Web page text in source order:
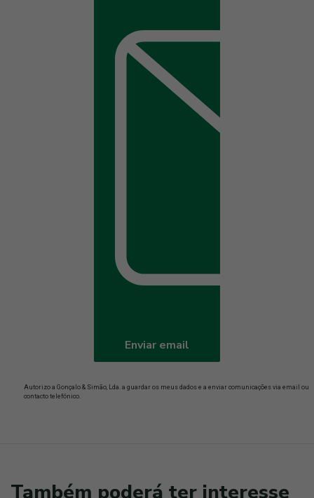
Enviar email
Autorizo a Gonçalo & Simão, Lda. a guardar os meus dados e a enviar comunicações via email ou
contacto telefónico.
Também poderá ter interesse